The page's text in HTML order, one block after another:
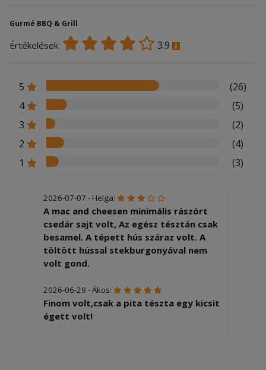
Gurmé BBQ & Grill
Értékelések: 3.9
5
(26)
4
(5)
3
(2)
2
(4)
1
(3)
2026-07-07 - Helga:
A mac and cheesen minimális rászórt
csedár sajt volt, Az egész tésztán csak
besamel. A tépett hús száraz volt. A
töltött hússal stekburgonyával nem
volt gond.
2026-06-29 - Ákos:
Finom volt,csak a pita tészta egy kicsit
égett volt!